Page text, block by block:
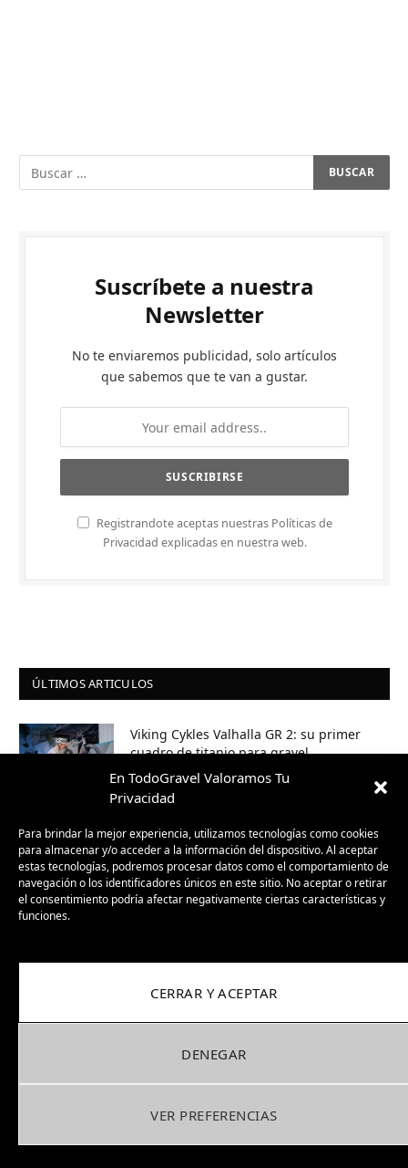
En TodoGravel Valoramos Tu
Privacidad
Para brindar la mejor experiencia, utilizamos tecnologías como cookies
para almacenar y/o acceder a la información del dispositivo. Al aceptar
estas tecnologías, podremos procesar datos como el comportamiento de
navegación o los identificadores únicos en este sitio. No aceptar o retirar
el consentimiento podría afectar negativamente ciertas características y
funciones.
CERRAR Y ACEPTAR
DENEGAR
VER PREFERENCIAS
Suscríbete a nuestra
Newsletter
No te enviaremos publicidad, solo artículos
que sabemos que te van a gustar.
Registrandote aceptas nuestras Políticas de
Privacidad explicadas en nuestra web.
ÚLTIMOS ARTICULOS
Viking Cykles Valhalla GR 2: su primer
cuadro de titanio para gravel
12/12/2025
Review gafas KOO Alibi versatilidad y
ligereza para el gravel
03/10/2025
30/09/2025